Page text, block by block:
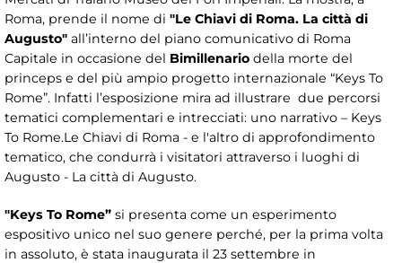
Roma, prende il nome di "Le Chiavi di Roma. La città di
Augusto" all’interno del piano comunicativo di Roma
Capitale in occasione del Bimillenario della morte del
princeps e del più ampio progetto internazionale “Keys To
Rome”. Infatti l’esposizione mira ad illustrare due percorsi
tematici complementari e intrecciati: uno narrativo – Keys
To Rome.Le Chiavi di Roma - e l'altro di approfondimento
tematico, che condurrà i visitatori attraverso i luoghi di
Augusto - La città di Augusto.
"Keys To Rome” si presenta come un esperimento
espositivo unico nel suo genere perché, per la prima volta
in assoluto, è stata inaugurata il 23 settembre in